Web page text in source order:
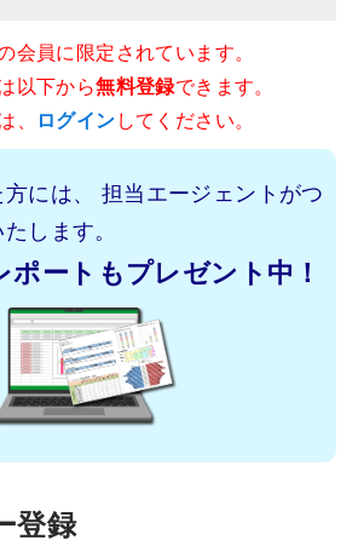
会員に限定されています。
以下から無料登録できます。
ログインしてください。
には、
担当エージェントがつ
します。
ポートもプレゼント中！
登録